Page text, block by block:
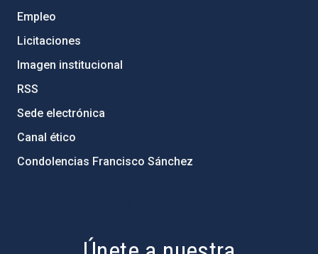
Empleo
Licitaciones
Imagen institucional
RSS
Sede electrónica
Canal ético
Condolencias Francisco Sánchez